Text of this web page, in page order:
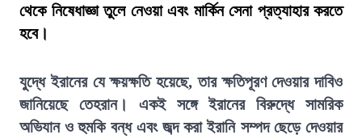
থেকে নিষেধাজ্ঞা তুলে নেওয়া এবং মার্কিন সেনা প্রত্যাহার করতে
হবে।
যুদ্ধে ইরানের যে ক্ষয়ক্ষতি হয়েছে, তার ক্ষতিপূরণ দেওয়ার দাবিও
জানিয়েছে তেহরান। একই সঙ্গে ইরানের বিরুদ্ধে সামরিক
অভিযান ও হুমকি বন্ধ এবং জব্দ করা ইরানি সম্পদ ছেড়ে দেওয়ার